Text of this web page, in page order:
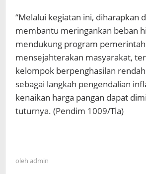
“Melalui kegiatan ini, diharapkan
membantu meringankan beban
mendukung program
mensejahterakan masyarakat,
kelompok berpenghasilan
sebagai langkah pengendalian
kenaikan harga pangan dapat
tuturnya. (Pendim 1009/Tla)
oleh admin